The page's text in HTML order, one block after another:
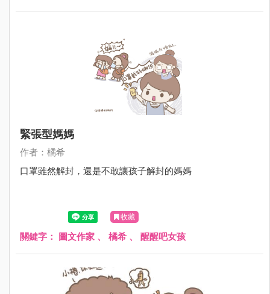
緊張型媽媽
作者：橘希
口罩雖然解封，還是不敢讓孩子解封的媽媽
收藏
關鍵字： 圖文作家 、 橘希 、 醒醒吧女孩